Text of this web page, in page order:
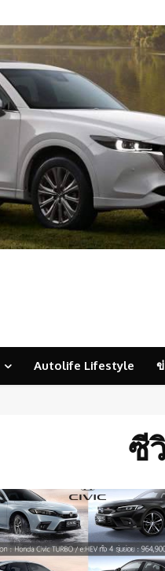
Autolife Lifestyle
ซี